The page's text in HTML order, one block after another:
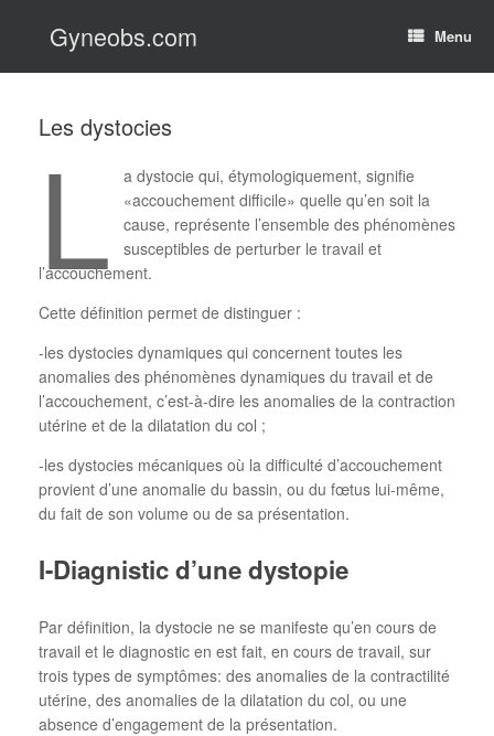
Gyneobs.com Menu
Les dystocies
L
a dystocie qui, étymologiquement, signifie
«accouchement difficile» quelle qu’en soit la
cause, représente l’ensemble des phénomènes
susceptibles de perturber le travail et
l’accouchement.
Cette définition permet de distinguer :
-les dystocies dynamiques qui concernent toutes les
anomalies des phénomènes dynamiques du travail et de
l’accouchement, c’est-à-dire les anomalies de la contraction
utérine et de la dilatation du col ;
-les dystocies mécaniques où la difficulté d’accouchement
provient d’une anomalie du bassin, ou du fœtus lui-même,
du fait de son volume ou de sa présentation.
I-Diagnistic d’une dystopie
Par définition, la dystocie ne se manifeste qu’en cours de
travail et le diagnostic en est fait, en cours de travail, sur
trois types de symptômes: des anomalies de la contractilité
utérine, des anomalies de la dilatation du col, ou une
absence d’engagement de la présentation.